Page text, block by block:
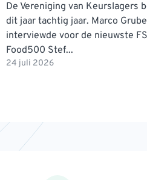
De Vereniging van Keurslagers
dit jaar tachtig jaar. Marco
interviewde voor de nieuwste
Food500 Stef...
24 juli 2026